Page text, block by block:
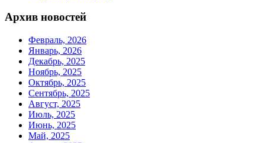
Архив новостей
Февраль, 2026
Январь, 2026
Декабрь, 2025
Ноябрь, 2025
Октябрь, 2025
Сентябрь, 2025
Август, 2025
Июль, 2025
Июнь, 2025
Май, 2025